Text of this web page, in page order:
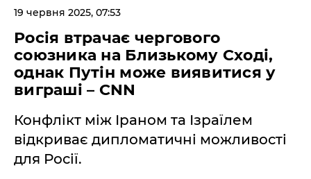
19 червня 2025, 07:53
Росія втрачає чергового
союзника на Близькому Сході,
однак Путін може виявитися у
виграші – CNN
Конфлікт між Іраном та Ізраїлем
відкриває дипломатичні можливості
для Росії.